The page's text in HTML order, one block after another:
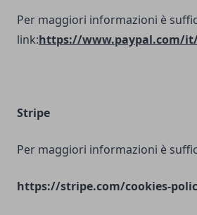
Per maggiori informazioni è
link:https://www.paypal.com/
Stripe
Per maggiori informazioni è
https://stripe.com/cookies-